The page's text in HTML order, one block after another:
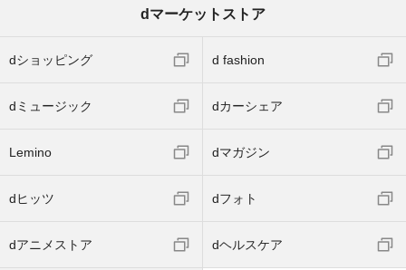
dマーケットストア
dショッピング d fashion
dミュージック dカーシェア
Lemino dマガジン
dヒッツ dフォト
dアニメストア dヘルスケア